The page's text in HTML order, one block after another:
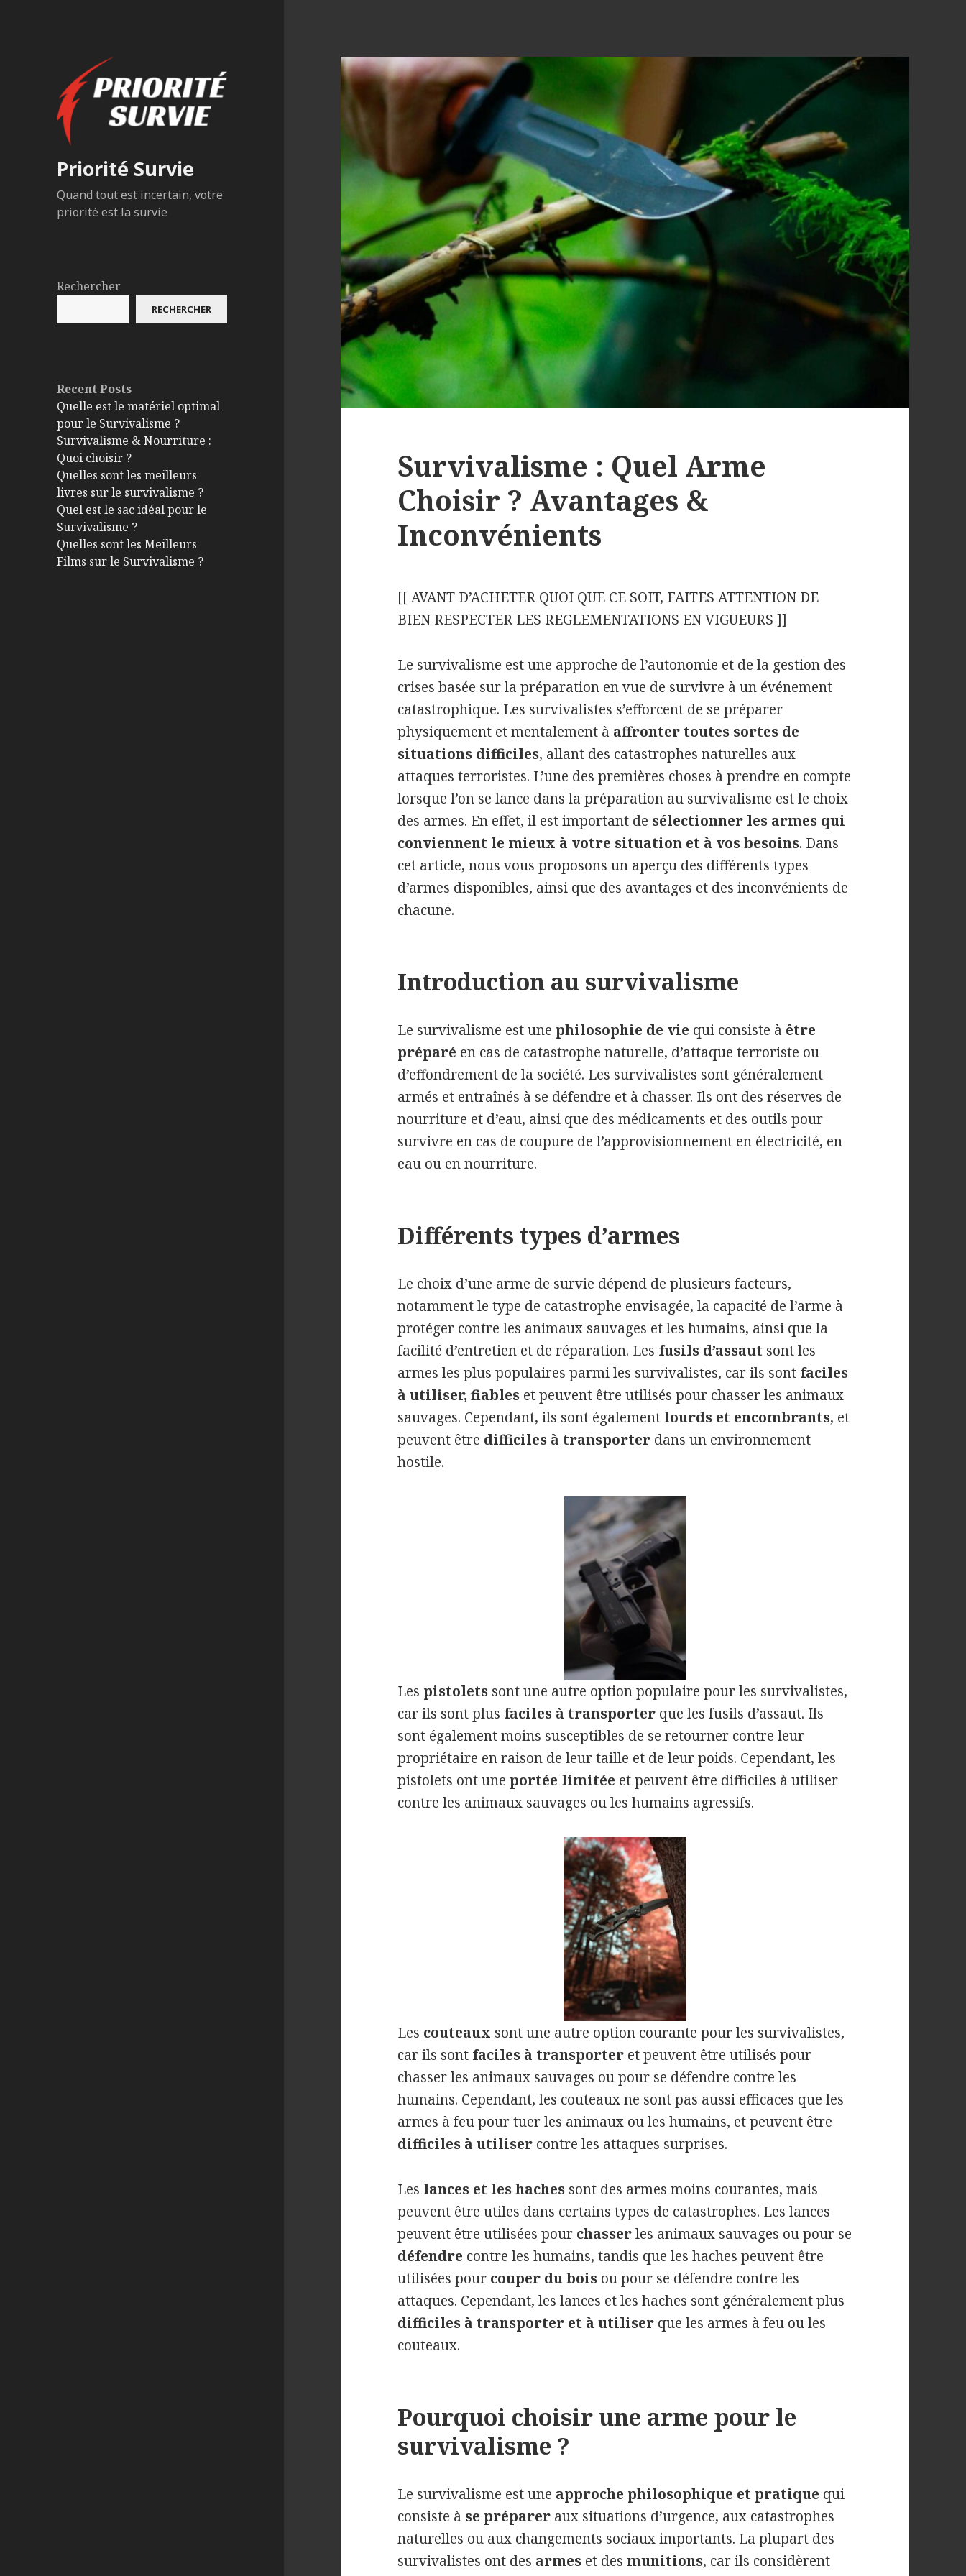
Priorité Survie
Quand tout est incertain, votre
priorité est la survie
Rechercher
RECHERCHER
Recent Posts
Quelle est le matériel optimal
pour le Survivalisme ?
Survivalisme & Nourriture :
Quoi choisir ?
Quelles sont les meilleurs
livres sur le survivalisme ?
Quel est le sac idéal pour le
Survivalisme ?
Quelles sont les Meilleurs
Films sur le Survivalisme ?
Survivalisme : Quel Arme
Choisir ? Avantages &
Inconvénients
[[ AVANT D’ACHETER QUOI QUE CE SOIT, FAITES ATTENTION DE
BIEN RESPECTER LES REGLEMENTATIONS EN VIGUEURS ]]
Le survivalisme est une approche de l’autonomie et de la gestion des
crises basée sur la préparation en vue de survivre à un événement
catastrophique. Les survivalistes s’efforcent de se préparer
physiquement et mentalement à affronter toutes sortes de
situations difficiles, allant des catastrophes naturelles aux
attaques terroristes. L’une des premières choses à prendre en compte
lorsque l’on se lance dans la préparation au survivalisme est le choix
des armes. En effet, il est important de sélectionner les armes qui
conviennent le mieux à votre situation et à vos besoins. Dans
cet article, nous vous proposons un aperçu des différents types
d’armes disponibles, ainsi que des avantages et des inconvénients de
chacune.
Introduction au survivalisme
Le survivalisme est une philosophie de vie qui consiste à être
préparé en cas de catastrophe naturelle, d’attaque terroriste ou
d’effondrement de la société. Les survivalistes sont généralement
armés et entraînés à se défendre et à chasser. Ils ont des réserves de
nourriture et d’eau, ainsi que des médicaments et des outils pour
survivre en cas de coupure de l’approvisionnement en électricité, en
eau ou en nourriture.
Différents types d’armes
Le choix d’une arme de survie dépend de plusieurs facteurs,
notamment le type de catastrophe envisagée, la capacité de l’arme à
protéger contre les animaux sauvages et les humains, ainsi que la
facilité d’entretien et de réparation. Les fusils d’assaut sont les
armes les plus populaires parmi les survivalistes, car ils sont faciles
à utiliser, fiables et peuvent être utilisés pour chasser les animaux
sauvages. Cependant, ils sont également lourds et encombrants, et
peuvent être difficiles à transporter dans un environnement
hostile.
Les pistolets sont une autre option populaire pour les survivalistes,
car ils sont plus faciles à transporter que les fusils d’assaut. Ils
sont également moins susceptibles de se retourner contre leur
propriétaire en raison de leur taille et de leur poids. Cependant, les
pistolets ont une portée limitée et peuvent être difficiles à utiliser
contre les animaux sauvages ou les humains agressifs.
Les couteaux sont une autre option courante pour les survivalistes,
car ils sont faciles à transporter et peuvent être utilisés pour
chasser les animaux sauvages ou pour se défendre contre les
humains. Cependant, les couteaux ne sont pas aussi efficaces que les
armes à feu pour tuer les animaux ou les humains, et peuvent être
difficiles à utiliser contre les attaques surprises.
Les lances et les haches sont des armes moins courantes, mais
peuvent être utiles dans certains types de catastrophes. Les lances
peuvent être utilisées pour chasserles animaux sauvages ou pour se
défendre contre les humains, tandis que les haches peuvent être
utilisées pour couper du bois ou pour se défendre contre les
attaques. Cependant, les lances et les haches sont généralement plus
difficiles à transporter et à utiliser que les armes à feu ou les
couteaux.
Pourquoi choisir une arme pour le
survivalisme ?
Le survivalisme est une approche philosophique et pratique qui
consiste à se préparer aux situations d’urgence, aux catastrophes
naturelles ou aux changements sociaux importants. La plupart des
survivalistes ont des armes et des munitions, car ils considèrent